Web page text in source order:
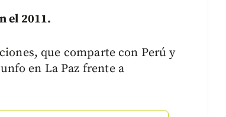
el 2011.
que comparte con Perú y
en La Paz frente a